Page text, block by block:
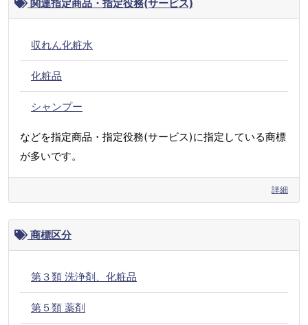
関連指定商品・指定役務(サービス)
収れん化粧水
化粧品
シャンプー
などを指定商品・指定役務(サービス)に指定している商標
が多いです。
詳細
商標区分
第３類 洗浄剤、化粧品
第５類 薬剤